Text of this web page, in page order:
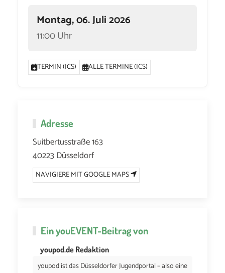
Montag, 06. Juli 2026
11:00 Uhr
TERMIN (ICS) ALLE TERMINE (ICS)
Adresse
Suitbertusstraße 163
40223 Düsseldorf
NAVIGIERE MIT GOOGLE MAPS
EinyouEVENT-Beitrag von
youpod.de Redaktion
youpod ist das Düsseldorfer Jugendportal – also eine